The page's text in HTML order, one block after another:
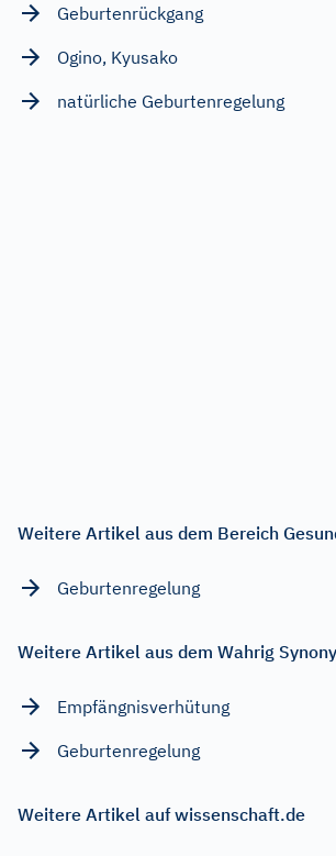
Geburtenrückgang
Ogino, Kyusako
natürliche Geburtenregelung
Weitere Artikel aus dem Bereich
Geburtenregelung
Weitere Artikel aus dem Wahrig
Empfängnisverhütung
Geburtenregelung
Weitere Artikel auf wissenschaft.de